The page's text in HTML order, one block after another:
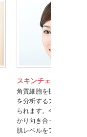
スキンチェック
角質細胞を採取して、
を分析するスキンチェ
られます。今のご自身
かり向き合うことで、
肌レベルをアップさせ